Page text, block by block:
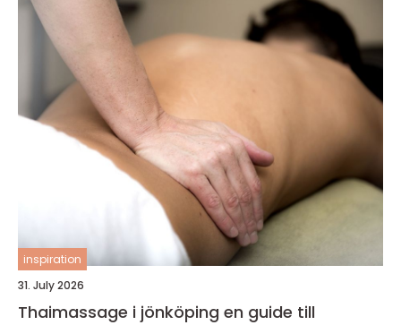
inspiration
31. July 2026
Thaimassage i jönköping en guide till